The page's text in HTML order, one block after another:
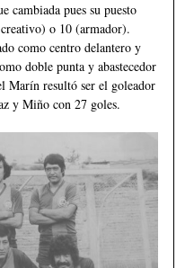
cambiada pues su puesto
o 10 (armador).
como centro delantero y
doble punta y abastecedor
Marín resultó ser el goleador
y Miño con 27 goles.